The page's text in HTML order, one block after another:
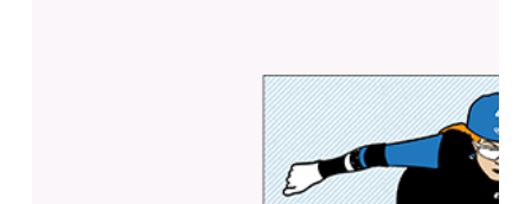
“Teadvustame endale, kuidas
toidureklaamid meiega